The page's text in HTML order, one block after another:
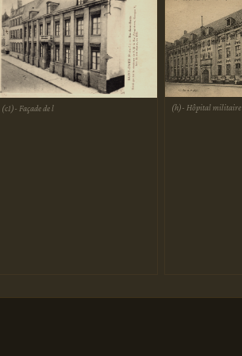
(c1)- Façade de l (h)- Hôpital militaire